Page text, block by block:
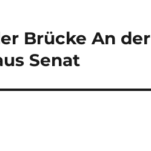
Brücke An der
Senat